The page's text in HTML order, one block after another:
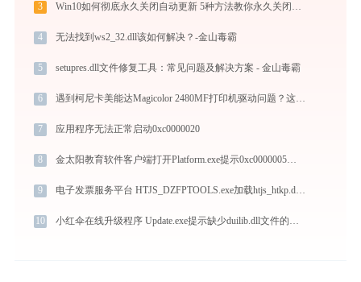
3 Win10如何彻底永久关闭自动更新 5种方法教你永久关闭win10自动更新
4 无法找到ws2_32.dll该如何解决？-金山毒霸
5 setupres.dll文件修复工具：常见问题及解决方案 - 金山毒霸
6 遇到柯尼卡美能达Magicolor 2480MF打印机驱动问题？这里有最全的下载及安装指导
7 应用程序无法正常启动0xc0000020
8 金太阳教育软件客户端打开Platform.exe提示0xc0000005错误码怎么办
9 电子发票服务平台 HTJS_DZFPTOOLS.exe加载htjs_htkp.dll文件丢失处理办法
10 小红伞在线升级程序 Update.exe提示缺少duilib.dll文件的解决办法